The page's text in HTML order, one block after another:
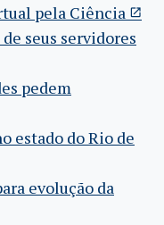
pela Ciência
seus servidores
pedem
estado do Rio de
evolução da